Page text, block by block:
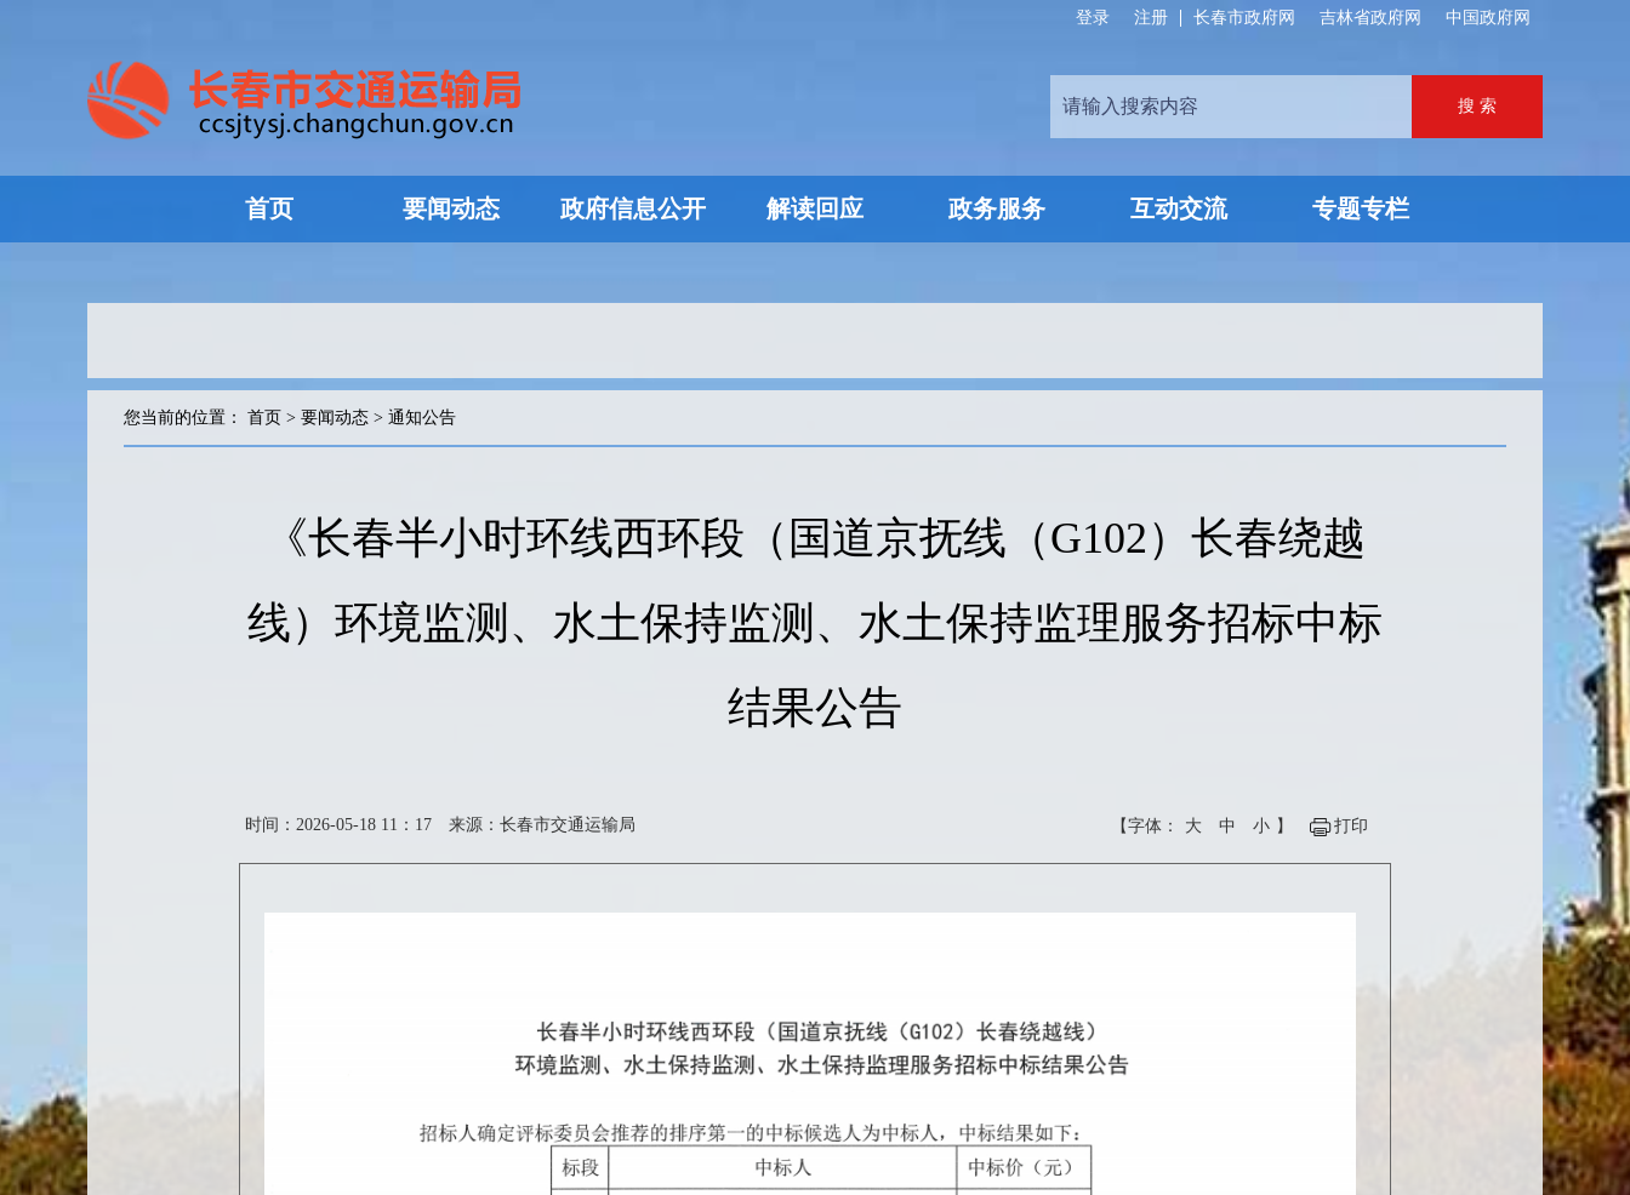
中国政府网
吉林省政府网
长春市政府网
注册
登录
首页 要闻动态 政府信息公开 解读回应 政务服务 互动交流 专题专栏
您当前的位置： 首页 > 要闻动态 > 通知公告
《长春半小时环线西环段（国道京抚线（G102）长春绕越
线）环境监测、水土保持监测、水土保持监理服务招标中标
结果公告
时间：2026-05-18 11：17 来源：长春市交通运输局 【字体： 大 中 小 】 打印